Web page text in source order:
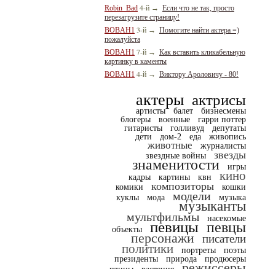
Robin_Bad 4-й → Если что не так, просто
перезагрузите страницу!
BOBAH1 3-й → Помогите найти актера =)
пожалуйста
BOBAH1 7-й → Как вставить кликабельную
картинку в каменты
BOBAH1 4-й → Виктору Ароловичу - 80!
актеры актрисы
артисты балет
бизнесмены
блогеры
военные
гарри поттер
гитаристы
голливуд
депутаты
дети
дом-2 еда живопись
животные
журналисты
звездные войны
звезды
знаменитости
игры
кадры
картины квн кино
комики композиторы
кошки
куклы
мода модели музыка
музыканты
мультфильмы
насекомые
объекты
певицы певцы
персонажи писатели
политики портреты
поэты
президенты
природа
продюсеры